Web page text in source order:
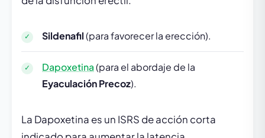
Sildenafil(para favorecer la erección).
Dapoxetina(para el abordaje de la
Eyaculación Precoz).
La Dapoxetina es un ISRS de acción corta